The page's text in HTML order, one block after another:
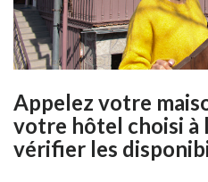
Appelez votre
votre hôtel choisi à
vérifier les